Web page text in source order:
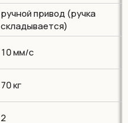
ручной привод (ручка
складывается)
10 мм/с
70 кг
2